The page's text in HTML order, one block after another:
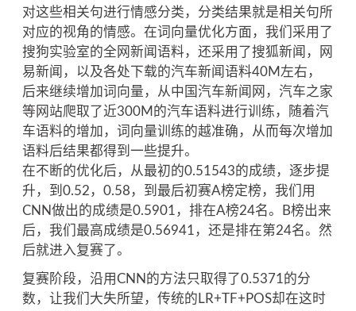
对这些相关句进行情感分类，分类结果就是相关句所
对应的视角的情感。在词向量优化方面，我们采用了
搜狗实验室的全网新闻语料，还采用了搜狐新闻，网
易新闻，以及各处下载的汽车新闻语料40M左右，
后来继续增加词向量，从中国汽车新闻网，汽车之家
等网站爬取了近300M的汽车语料进行训练，随着汽
车语料的增加，词向量训练的越准确，从而每次增加
语料后结果都得到一些提升。
在不断的优化后，从最初的0.51543的成绩，逐步提
升，到0.52，0.58，到最后初赛A榜定榜，我们用
CNN做出的成绩是0.5901，排在A榜24名。B榜出来
后，我们最高成绩是0.56941，还是排在第24名。然
后就进入复赛了。
复赛阶段，沿用CNN的方法只取得了0.5371的分
数，让我们大失所望，传统的LR+TF+POS却在这时